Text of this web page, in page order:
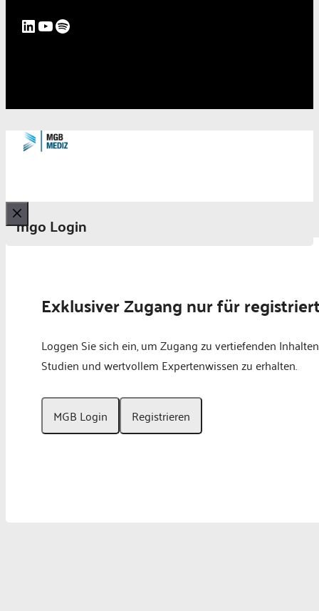
LinkedIn
YouTube
Spotify
mgo Login
Schließen
Exklusiver Zugang nur für
Loggen Sie sich ein, um Zugang zu vertiefenden
Studien und wertvollem Expertenwissen zu erhalten.
MGB Login Registrieren